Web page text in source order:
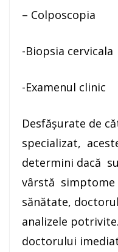
– Colposcopia
-Biopsia cervicala
-Examenul clinic
Desfășurate de
specializat,
determini dacă
vârstă simptome
sănătate,
analizele
doctorului